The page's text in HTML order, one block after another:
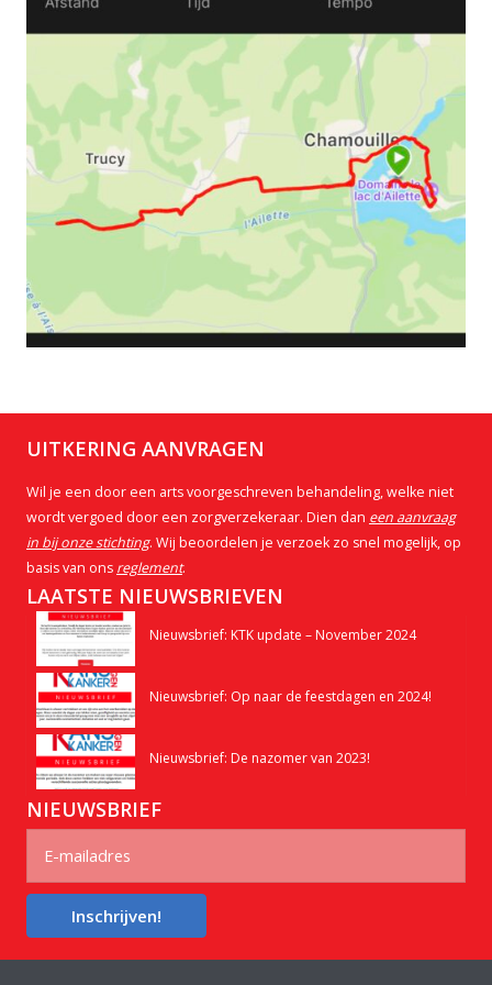
UITKERING AANVRAGEN
Wil je een door een arts voorgeschreven behandeling, welke niet
wordt vergoed door een zorgverzekeraar. Dien dan een aanvraag
in bij onze stichting. Wij beoordelen je verzoek zo snel mogelijk, op
basis van ons reglement.
LAATSTE NIEUWSBRIEVEN
Nieuwsbrief: KTK update – November 2024
Nieuwsbrief: Op naar de feestdagen en 2024!
Nieuwsbrief: De nazomer van 2023!
NIEUWSBRIEF
Inschrijven!